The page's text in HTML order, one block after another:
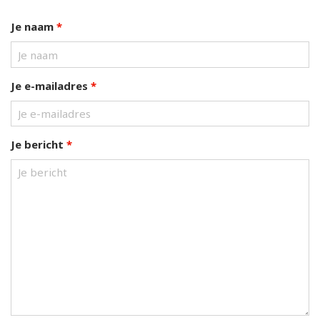
Je naam *
Je e-mailadres *
Je bericht *